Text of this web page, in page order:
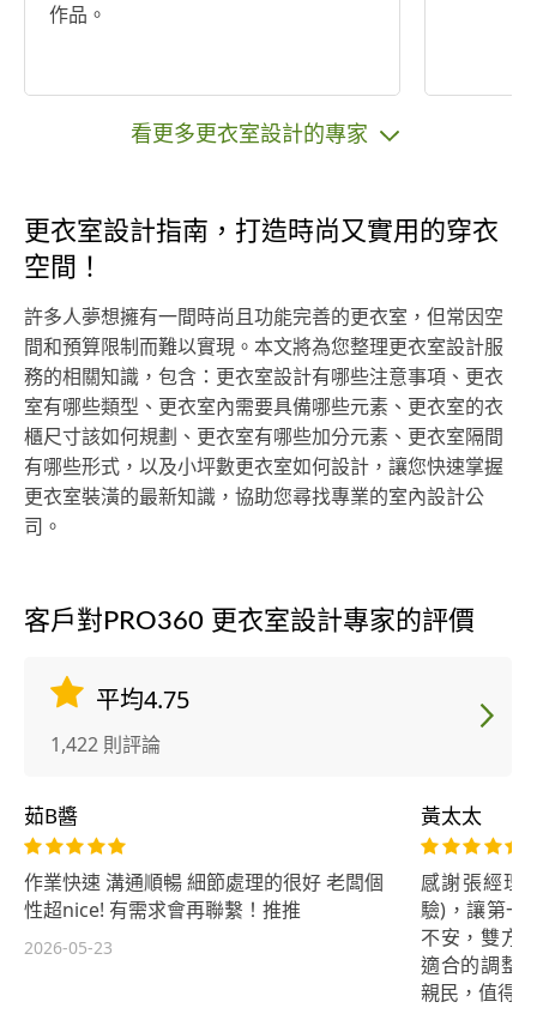
作品。
看更多更衣室設計的專家
更衣室設計指南，打造時尚又實用的穿衣
空間！
許多人夢想擁有一間時尚且功能完善的更衣室，但常因空
間和預算限制而難以實現。本文將為您整理更衣室設計服
務的相關知識，包含：更衣室設計有哪些注意事項、更衣
室有哪些類型、更衣室內需要具備哪些元素、更衣室的衣
櫃尺寸該如何規劃、更衣室有哪些加分元素、更衣室隔間
有哪些形式，以及小坪數更衣室如何設計，讓您快速掌握
更衣室裝潢的最新知識，協助您尋找專業的室內設計公
司。
客戶對PRO360 更衣室設計專家的評價
平均4.75
1,422 則評論
茹B醬
作業快速 溝通順暢 細節處理的很好 老闆個
性超nice! 有需求會再聯繫！推推
2026-05-23
黃太太
感謝張經理
驗)，讓第一
不安，雙方
適合的調整
親民，值得